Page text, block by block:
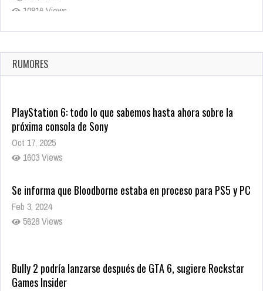
10816 Views
La configuración de Call of Duty 2021 aparentemente ya fue
Ago 8, 2021
10002 Views
RUMORES
PlayStation 6: todo lo que sabemos hasta ahora sobre la
próxima consola de Sony
Oct 17, 2025
1603 Views
Se informa que Bloodborne estaba en proceso para PS5 y PC
Feb 3, 2024
5628 Views
Bully 2 podría lanzarse después de GTA 6, sugiere Rockstar
Games Insider